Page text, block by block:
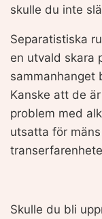
skulle du inte
Separatistiska
en utvald skara
sammanhanget
Kanske att de
problem med
utsatta för
Skulle du bli